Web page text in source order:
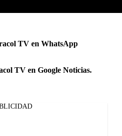
TV en WhatsApp
TV en Google Noticias.